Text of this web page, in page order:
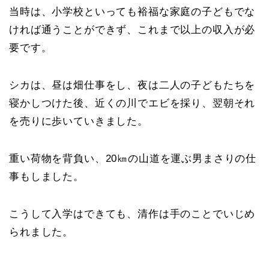
当時は、小学校といっても裕福な家庭の子どもでな
ければ通うことができず、これまで以上の収入が必
要です。
シカは、昼は畑仕事をし、夜は二人の子どもたちを
寝かしつけた後、近くの川でエビを採り、翌朝それ
を売りに歩いていきました。
重い荷物を背負い、20㎞の山道を運ぶ男まさりの仕
事もしました。
こうして入学はできても、清作は手のことでいじめ
られました。